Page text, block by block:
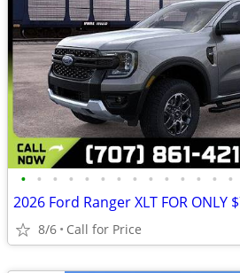
• • • • • • • • • • • • • •
2026 Ford Ranger XLT FOR ONLY
8/6 Call for Price